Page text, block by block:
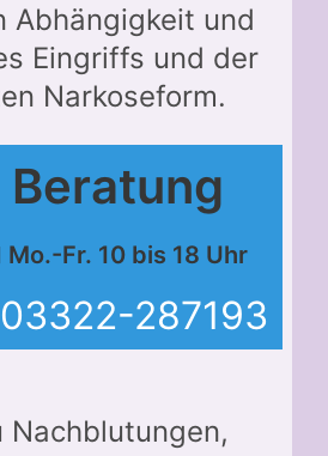
Abhängigkeit und
Eingriffs und der
Narkoseform.
Beratung
Mo.-Fr. 10 bis 18 Uhr
03322-287193
Nachblutungen,